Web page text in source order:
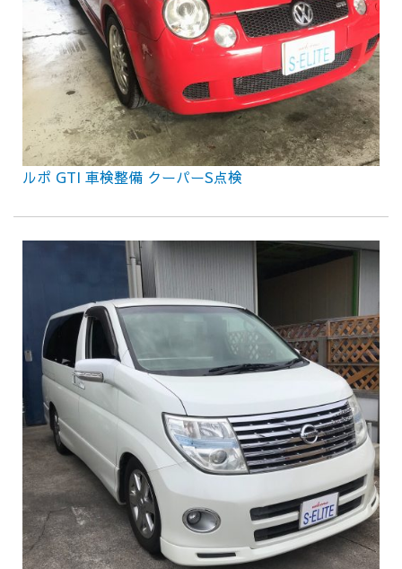
ルポ GTI 車検整備 クーパーS点検